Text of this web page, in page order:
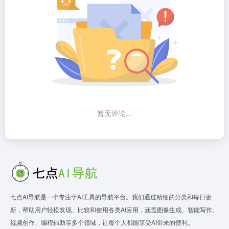
暂无评论...
七点AI导航是一个专注于AI工具的导航平台。我们通过精细的分类和每日更
新，帮助用户轻松发现、比较和使用各类AI应用，涵盖图像生成、智能写作、
视频创作、编程辅助等多个领域，让每个人都能享受AI带来的便利。